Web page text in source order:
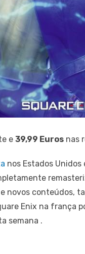
e 39,99 Euros nas
nos Estados Unidos
novos conteúdos,
Enix na frança
semana .